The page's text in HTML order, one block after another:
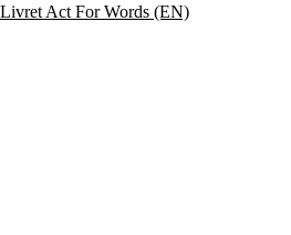
Livret Act For Words (EN)